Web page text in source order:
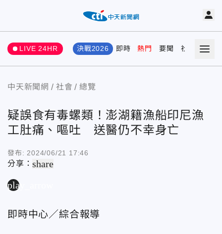
LIVE 24HR 決戰2026 即時 熱門 要聞 社會 娛樂
中天新聞網 社會 總覽
疑誤食有毒螺類！澎湖籍漁船印尼漁
工肚痛、嘔吐 送醫仍不幸身亡
發布: 2024/06/21 17:46
分享：share
play_arrow
即時中心／綜合報導